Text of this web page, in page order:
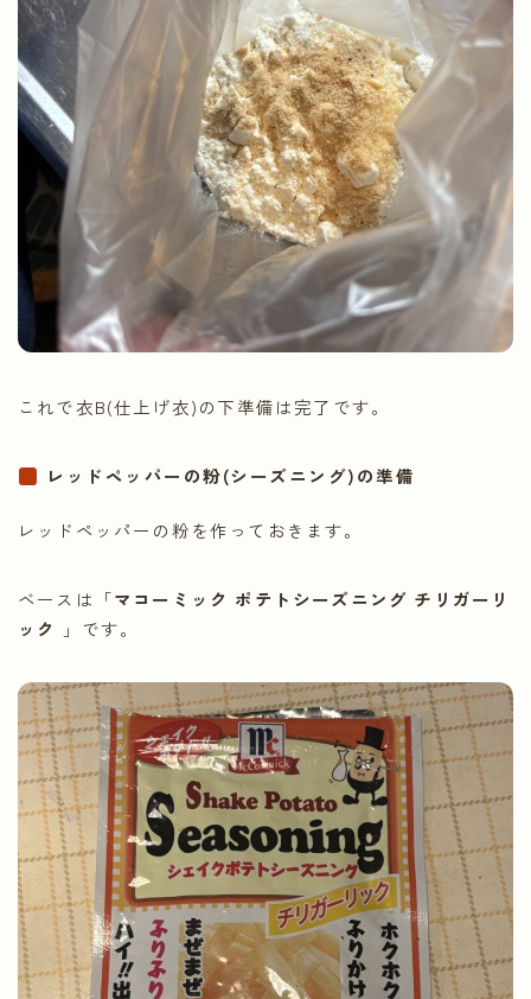
これで衣B(仕上げ衣)の下準備は完了です。
レッドペッパーの粉(シーズニング)の準備
レッドペッパーの粉を作っておきます。
ベースは「マコーミック ポテトシーズニング チリガーリ
ック
」です。